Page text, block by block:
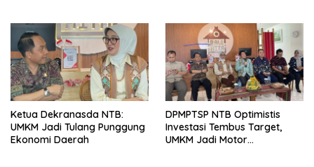
Ketua Dekranasda NTB:
UMKM Jadi Tulang Punggung
Ekonomi Daerah
DPMPTSP NTB Optimistis
Investasi Tembus Target,
UMKM Jadi Motor